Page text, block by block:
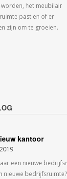
het meubilair
past en of er
zijn om te groeien.
kantoor
een nieuwe
nieuwe